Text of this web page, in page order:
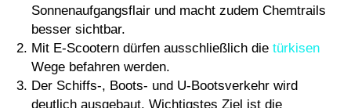
Sonnenaufgangsflair und macht zudem Chemtrails
besser sichtbar.
Mit E-Scootern dürfen ausschließlich die türkisen
Wege befahren werden.
Der Schiffs-, Boots- und U-Bootsverkehr wird
deutlich ausgebaut. Wichtigstes Ziel ist die